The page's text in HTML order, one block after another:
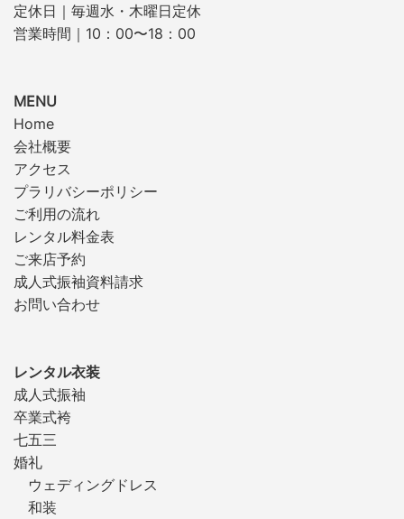
定休日｜毎週水・木曜日定休
営業時間｜10：00〜18：00
MENU
Home
会社概要
アクセス
プラリバシーポリシー
ご利用の流れ
レンタル料金表
ご来店予約
成人式振袖資料請求
お問い合わせ
レンタル衣装
成人式振袖
卒業式袴
七五三
婚礼
ウェディングドレス
和装